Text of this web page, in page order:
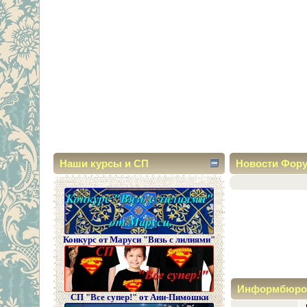
Наши курсы и СП
Конкурс от Маруси "Вязь с лилиями"
СП "Все супер!" от Ани-Пимошки
Новости
Информбюро